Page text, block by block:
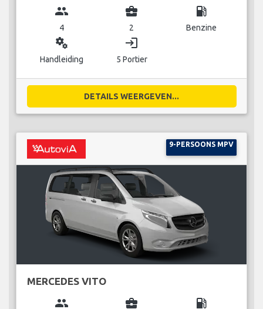
group
4
business_center
2
local_gas_station
Benzine
miscellaneous_services
Handleiding
login
5 Portier
DETAILS WEERGEVEN...
9-PERSOONS MPV
MERCEDES VITO
group business_center local_gas_station